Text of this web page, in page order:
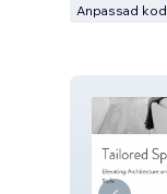
Anpassad kod